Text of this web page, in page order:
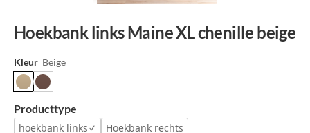
Hoekbank links Maine XL chenille beige
Kleur Beige
Producttype
hoekbank links
Hoekbank rechts